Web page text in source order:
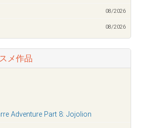
08/2026
08/2026
メ作品
Adventure Part 8: Jojolion